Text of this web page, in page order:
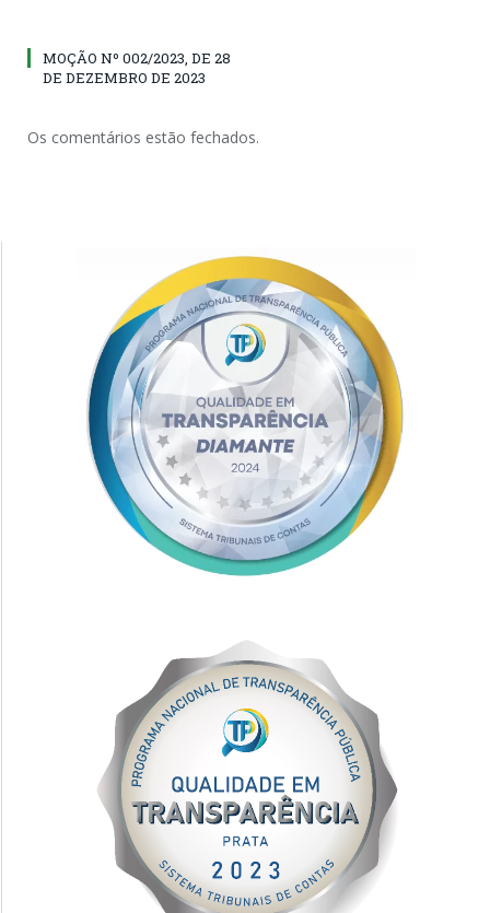
MOÇÃO Nº 002/2023, DE 28
DE DEZEMBRO DE 2023
Os comentários estão fechados.